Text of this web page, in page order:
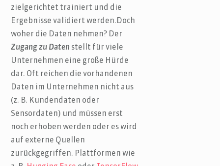
zielgerichtet trainiert und die
Ergebnisse validiert werden.Doch
woher die Daten nehmen? Der
Zugang zu Daten stellt für viele
Unternehmen eine große Hürde
dar. Oft reichen die vorhandenen
Daten im Unternehmen nicht aus
(z. B. Kundendaten oder
Sensordaten) und müssen erst
noch erhoben werden oder es wird
auf externe Quellen
zurückgegriffen. Plattformen wie